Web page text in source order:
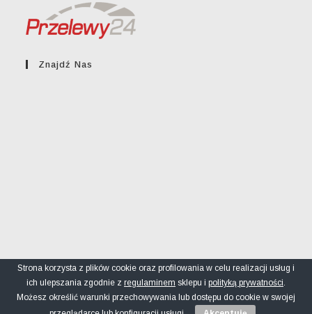
Znajdź Nas
Regulamin sklepu Polityka prywatności FAQ
© greckikacik.rzeszow.pl
Strona korzysta z plików cookie oraz profilowania w celu realizacji usług i
ich ulepszania zgodnie z regulaminem sklepu i polityką prywatności.
Możesz określić warunki przechowywania lub dostępu do cookie w swojej